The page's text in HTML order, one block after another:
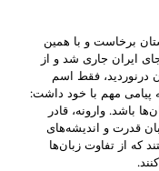
برخاست و با همین
ایران جاری شد و از
درنوردید، فقط اسم
پیامی مهم با خود داشت:
باشد. وارونه، قادر
قدرت و اندیشه‌های
که از تفاوت زبان‌ها